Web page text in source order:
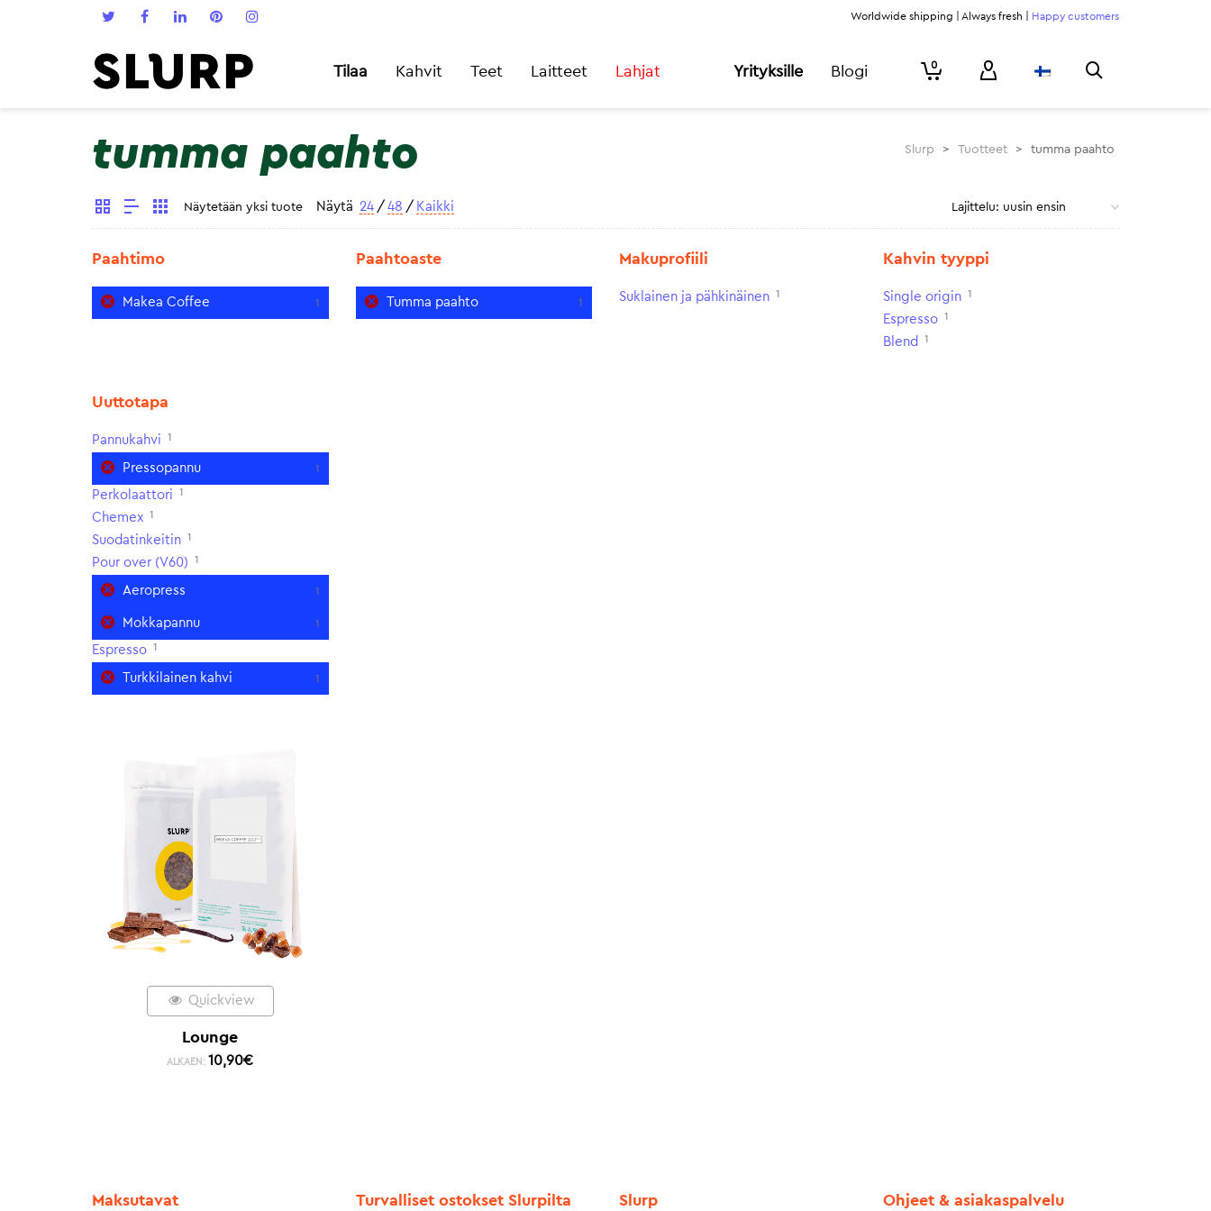
Worldwide shipping | Always fresh | Happy customers
Tilaa Kahvit Teet Laitteet Lahjat Yrityksille Blogi 0
tumma paahto Slurp > Tuotteet > tumma paahto
Näytetään yksi tuote Näytä 24 / 48 / Kaikki
Paahtimo
Makea Coffee 1
Paahtoaste
Tumma paahto 1
Makuprofiili
Suklainen ja pähkinäinen 1
Kahvin tyyppi
Single origin 1
Espresso 1
Blend 1
Uuttotapa
Pannukahvi 1
Pressopannu 1
Perkolaattori 1
Chemex 1
Suodatinkeitin 1
Pour over (V60) 1
Aeropress 1
Mokkapannu 1
Espresso 1
Turkkilainen kahvi 1
Quickview
Lounge
ALKAEN: 10,90€
Maksutavat Turvalliset ostokset Slurpilta Slurp Ohjeet & asiakaspalvelu